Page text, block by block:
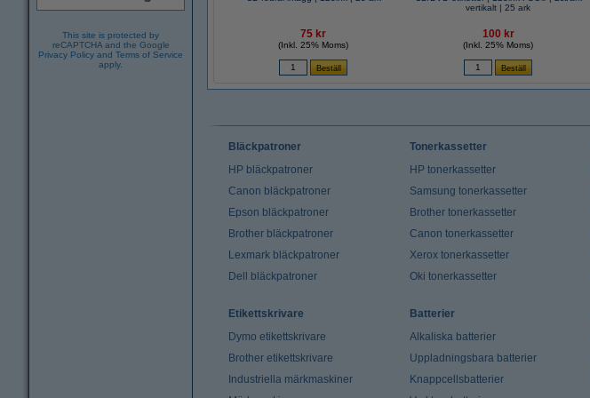
This site is protected by
reCAPTCHA and the Google
Privacy Policy and Terms of Service
apply.
75 kr
(Inkl. 25% Moms)
vertikalt | 25 ark
100 kr
(Inkl. 25% Moms)
Bläckpatroner
HP bläckpatroner
Canon bläckpatroner
Epson bläckpatroner
Brother bläckpatroner
Lexmark bläckpatroner
Dell bläckpatroner
Tonerkassetter
HP tonerkassetter
Samsung tonerkassetter
Brother tonerkassetter
Canon tonerkassetter
Xerox tonerkassetter
Oki tonerkassetter
Etikettskrivare
Dymo etikettskrivare
Brother etikettskrivare
Industriella märkmaskiner
Batterier
Alkaliska batterier
Uppladningsbara batterier
Knappcellsbatterier